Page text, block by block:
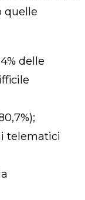
quelle
delle
telematici